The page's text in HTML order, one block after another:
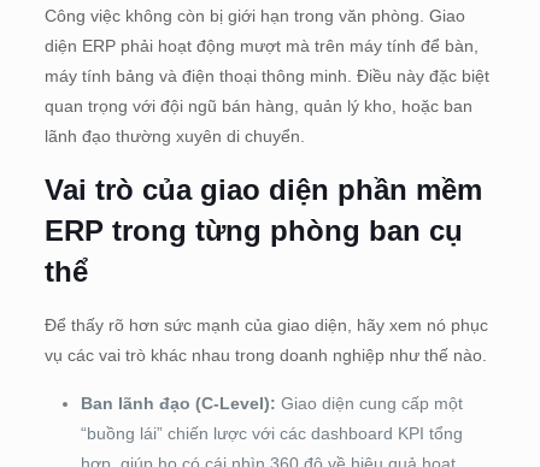
Công việc không còn bị giới hạn trong văn phòng. Giao
diện ERP phải hoạt động mượt mà trên máy tính để bàn,
máy tính bảng và điện thoại thông minh. Điều này đặc biệt
quan trọng với đội ngũ bán hàng, quản lý kho, hoặc ban
lãnh đạo thường xuyên di chuyển.
Vai trò của giao diện phần mềm
ERP trong từng phòng ban cụ
thể
Để thấy rõ hơn sức mạnh của giao diện, hãy xem nó phục
vụ các vai trò khác nhau trong doanh nghiệp như thế nào.
Ban lãnh đạo (C-Level): Giao diện cung cấp một
“buồng lái” chiến lược với các dashboard KPI tổng
hợp, giúp họ có cái nhìn 360 độ về hiệu quả hoạt